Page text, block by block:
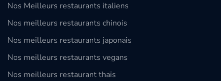
Nos Meilleurs restaurants italiens
Nos meilleurs restaurants chinois
Nos meilleurs restaurants japonais
Nos meilleurs restaurants vegans
Nos meilleurs restaurant thaïs